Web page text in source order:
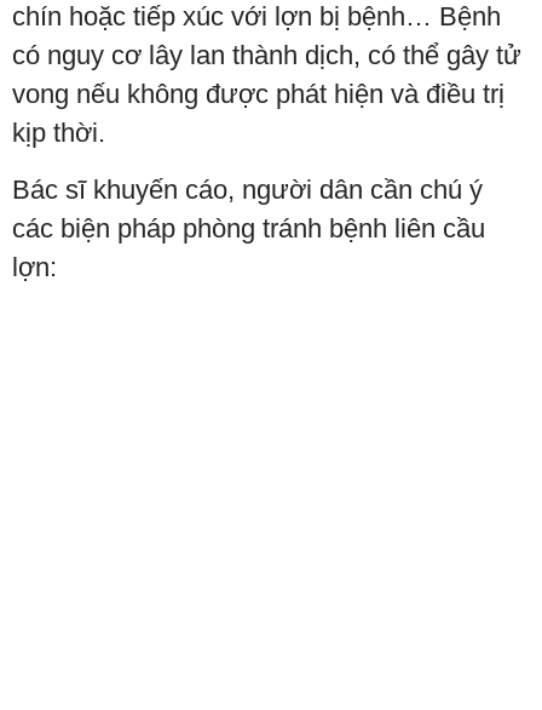
chín hoặc tiếp xúc với lợn bị bệnh… Bệnh
có nguy cơ lây lan thành dịch, có thể gây tử
vong nếu không được phát hiện và điều trị
kịp thời.
Bác sĩ khuyến cáo, người dân cần chú ý
các biện pháp phòng tránh bệnh liên cầu
lợn: